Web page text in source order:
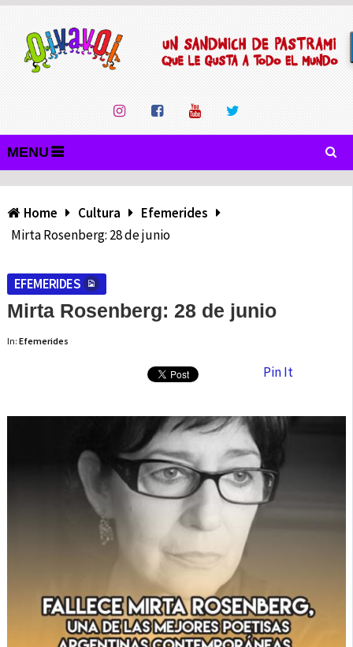
MENU
Home Cultura
Efemerides
Mirta Rosenberg: 28 de junio
EFEMERIDES
Mirta Rosenberg: 28 de junio
In: Efemerides
Pin It